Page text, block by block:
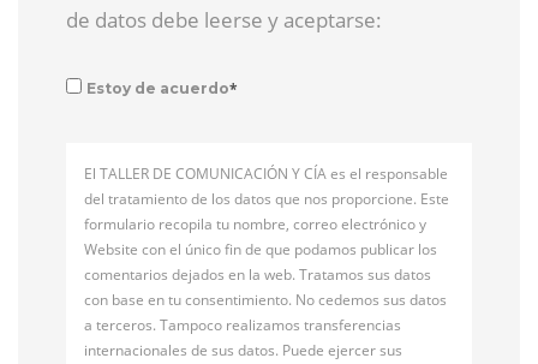
de datos debe leerse y aceptarse:
Estoy de acuerdo*
El TALLER DE COMUNICACIÓN Y CÍA es el responsable
del tratamiento de los datos que nos proporcione. Este
formulario recopila tu nombre, correo electrónico y
Website con el único fin de que podamos publicar los
comentarios dejados en la web. Tratamos sus datos
con base en tu consentimiento. No cedemos sus datos
a terceros. Tampoco realizamos transferencias
internacionales de sus datos. Puede ejercer sus